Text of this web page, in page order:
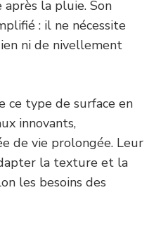
la pluie. Son
: il ne nécessite
ni de nivellement
ce type de surface en
innovants,
de vie prolongée. Leur
la texture et la
les besoins des